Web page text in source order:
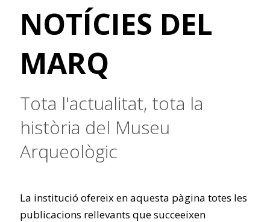
NOTÍCIES DEL
MARQ
Tota l'actualitat, tota la
història del Museu
Arqueològic
La institució ofereix en aquesta pàgina totes les
publicacions rellevants que succeeixen